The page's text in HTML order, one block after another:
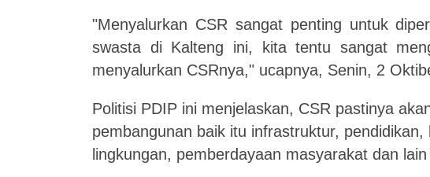
"Menyalurkan CSR sangat penting untuk
swasta di Kalteng ini, kita tentu sangat
menyalurkan CSRnya," ucapnya, Senin, 2
Politisi PDIP ini menjelaskan, CSR pastinya
pembangunan baik itu infrastruktur,
lingkungan, pemberdayaan masyarakat dan